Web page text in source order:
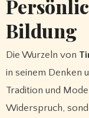
Bildung
Die Wurzeln von
in seinem Denken
Tradition und
Widerspruch,